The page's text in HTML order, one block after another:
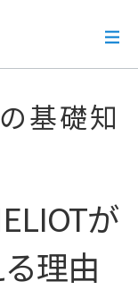
基礎知
が
理由